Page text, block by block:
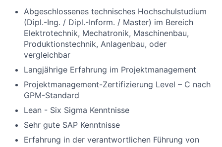
Abgeschlossenes technisches Hochschulstudium
(Dipl.-Ing. / Dipl.-Inform. / Master) im Bereich
Elektrotechnik, Mechatronik, Maschinenbau,
Produktionstechnik, Anlagenbau, oder
vergleichbar
Langjährige Erfahrung im Projektmanagement
Projektmanagement-Zertifizierung Level – C nach
GPM-Standard
Lean - Six Sigma Kenntnisse
Sehr gute SAP Kenntnisse
Erfahrung in der verantwortlichen Führung von